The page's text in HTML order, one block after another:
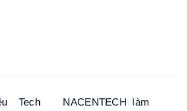
Tech
NACENTECH làm